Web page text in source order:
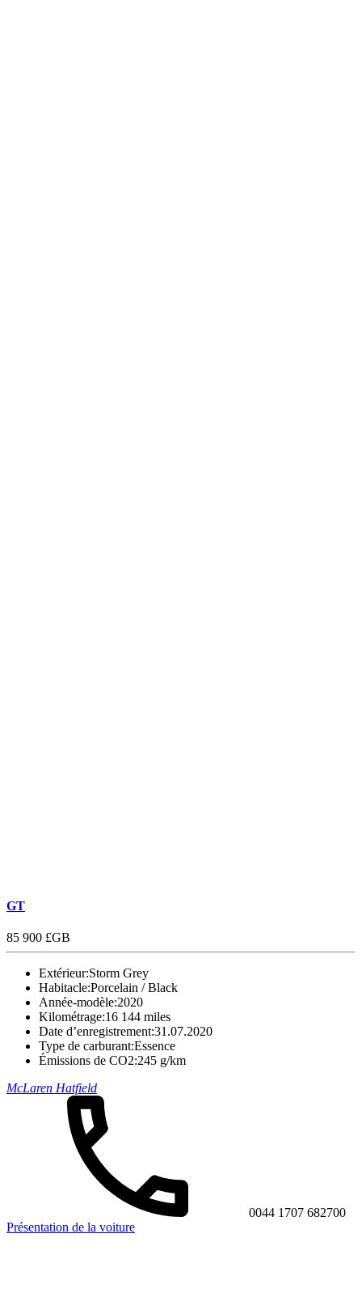
GT
85 900 £GB
Extérieur:Storm Grey
Habitacle:Porcelain / Black
Année-modèle:2020
Kilométrage:16 144 miles
Date d’enregistrement:31.07.2020
Type de carburant:Essence
Émissions de CO2:245 g/km
McLaren Hatfield
0044 1707 682700
Présentation de la voiture